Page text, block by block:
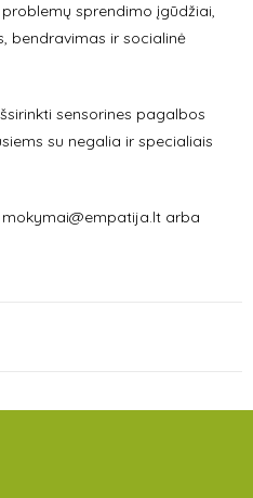
sprendimo įgūdžiai,
bendravimas ir socialinė
sensorines pagalbos
su negalia ir specialiais
arba